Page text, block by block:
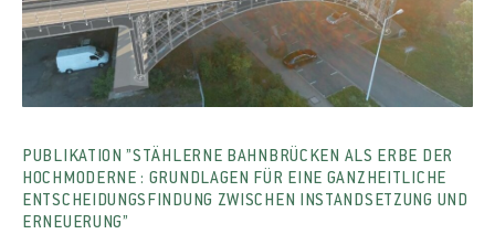
PUBLIKATION ”STÄHLERNE BAHNBRÜCKEN ALS ERBE DER
HOCHMODERNE : GRUNDLAGEN FÜR EINE GANZHEITLICHE
ENTSCHEIDUNGSFINDUNG ZWISCHEN INSTANDSETZUNG UND
ERNEUERUNG”